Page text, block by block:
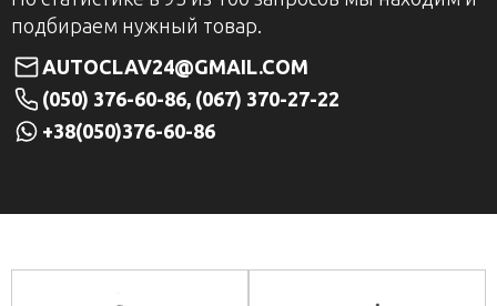
подбираем нужный товар.
AUTOCLAV24@GMAIL.COM
(050) 376-60-86, (067) 370-27-22
+38(050)376-60-86